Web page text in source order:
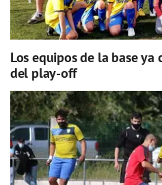
Los equipos de la base ya
del play-off